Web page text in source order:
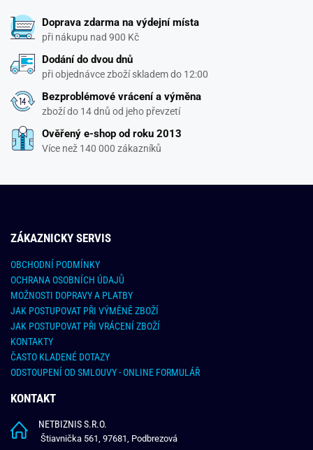
Doprava zdarma na výdejní místa
při nákupu nad 900 Kč
Dodání do dvou dnů
při objednávce zboží skladem do 12:00
Bezproblémové vrácení a výměna
zboží do 14 dnů od jeho převzetí
Ověřený e-shop od roku 2013
Více než 140 000 zákazníků
ZÁKAZNICKY SERVIS
OBCHODNÍ PODMÍNKY
OCHRANA OSOBNÍCH ÚDAJŮ
MOŽNOSTI DOPRAVY A PLATBY
JAK POSTUPOVAT PŘI VÝMĚNĚ ZBOŽÍ
JAK POSTUPOVAT PŘI VRÁCENÍ ZBOŽÍ
KONTAKTY
ČASTO KLADENÉ DOTAZY
ODSTOUPENÍ OD SMLOUVY - ONLINE FORMULÁŘ
KONTAKT
NETBIZNIS S.R.O.
Štiavnička 561, 97681, Podbrezová